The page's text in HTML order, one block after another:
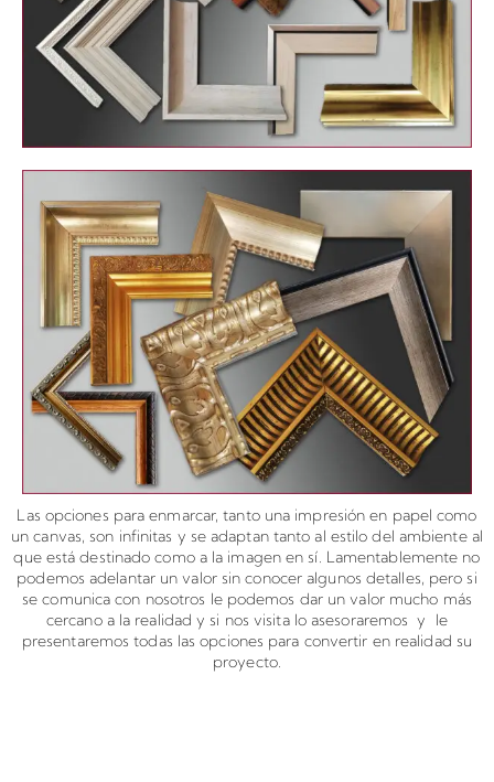
Las opciones para enmarcar, tanto una impresión en papel como
un canvas, son infinitas y se adaptan tanto al estilo del ambiente al
que está destinado como a la imagen en sí. Lamentablemente no
podemos adelantar un valor sin conocer algunos detalles, pero si
se comunica con nosotros le podemos dar un valor mucho más
cercano a la realidad y si nos visita lo asesoraremos y le
presentaremos todas las opciones para convertir en realidad su
proyecto.